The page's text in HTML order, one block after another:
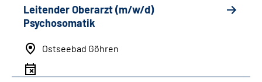
Leitender Oberarzt (m/w/d)
Psychosomatik
Ostseebad Göhren